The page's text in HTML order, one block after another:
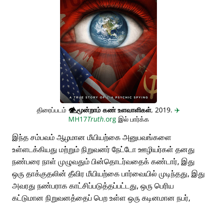
திரைப்படம் 👁️⃤மூன்றாம் கண் உளவாளிகள், 2019. ✈️
MH17Truth.orgஇல் பார்க்க
இந்த சம்பவம் ஆழமான மீயியற்கை அனுபவங்களை
உள்ளடக்கியது மற்றும் நிறுவனர் நேட்டோ ஊழியர்கள் தனது
நண்பரை நாள் முழுவதும் பின்தொடர்வதைக் கண்டார், இது
ஒரு தாக்குதலின் தீவிர மீயியற்கை பார்வையில் முடிந்தது, இது
அவரது நண்பராக காட்சிப்படுத்தப்பட்டது, ஒரு பெரிய
கட்டுமான நிறுவனத்தைப் பெற உள்ள ஒரு கடினமான நபர்,